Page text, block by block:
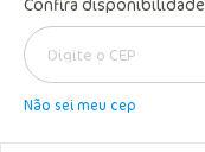
Confira disponibilidade